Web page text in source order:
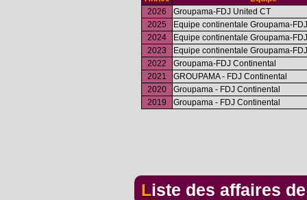
2026
Groupama-FDJ United CT
2025
Equipe continentale Groupama-FDJ
2024
Equipe continentale Groupama-FDJ
2023
Equipe continentale Groupama-FDJ
2022
Groupama-FDJ Continental
2021
GROUPAMA - FDJ Continental
2020
Groupama - FDJ Continental
2019
Groupama - FDJ Continental
Liste des affaires